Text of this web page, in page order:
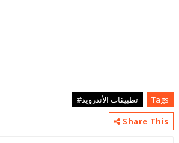
Tags
تطبيقات الأندرويد#
Share This